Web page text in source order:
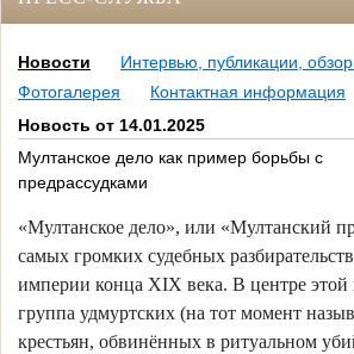
Новости
Интервью, публикации,
Фотогалерея
Контактная информация
Новость от 14.01.2025
Мултанское дело как пример борьбы с
предрассудками
«Мултанское дело», или «Мултанский
самых громких судебных
империи конца XIX века. В центре этой
группа удмуртских (на тот момент
крестьян, обвинённых в ритуальном